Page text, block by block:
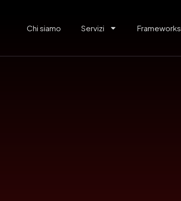
Chi siamo Servizi Frameworks